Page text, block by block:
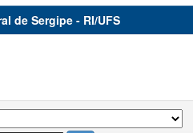
de Sergipe - RI/UFS